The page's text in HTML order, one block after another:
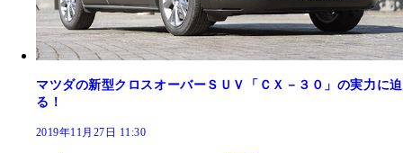
マツダの新型クロスオーバーＳＵＶ「ＣＸ－３０」の実力に迫
る！
2019年11月27日 11:30